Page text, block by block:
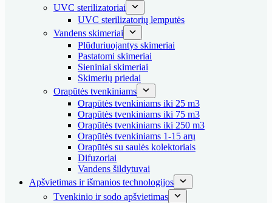
UVC sterilizatoriai
UVC sterilizatorių lemputės
Vandens skimeriai
Plūduriuojantys skimeriai
Pastatomi skimeriai
Sieniniai skimeriai
Skimerių priedai
Orapūtės tvenkiniams
Orapūtės tvenkiniams iki 25 m3
Orapūtės tvenkiniams iki 75 m3
Orapūtės tvenkiniams iki 250 m3
Orapūtės tvenkiniams 1-15 arų
Orapūtės su saulės kolektoriais
Difuzoriai
Vandens šildytuvai
Apšvietimas ir išmanios technologijos
Tvenkinio ir sodo apšvietimas